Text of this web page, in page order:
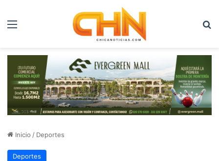
Menú
Inicio / Deportes
Deportes